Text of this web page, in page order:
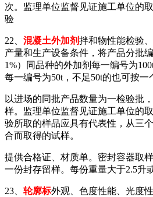
次。监理单位监督见证施工单位的
验
22、 混凝土外加剂拌和物性能检验
产量和生产设备条件，将产品分批
1%）同品种的外加剂每一编号为
每一编号为50t，不足50t的也可按一
以进场的同批产品数量为一检验批
样。监理单位监督见证施工单位的
验所取的样品应具有代表性，从三
合而取得的试样。
提供合格证、材质单。密封容器取
一份封存留样。每份重量大于2.5升或
23、 轮廓标外观、色度性能、光度